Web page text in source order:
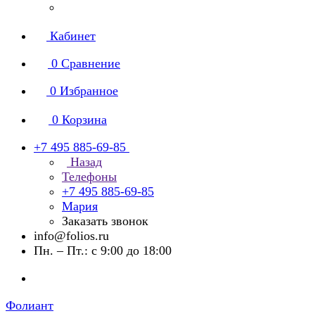
Кабинет
0 Сравнение
0 Избранное
0 Корзина
+7 495 885-69-85
Назад
Телефоны
+7 495 885-69-85
Мария
Заказать звонок
info@folios.ru
Пн. – Пт.: с 9:00 до 18:00
Фолиант